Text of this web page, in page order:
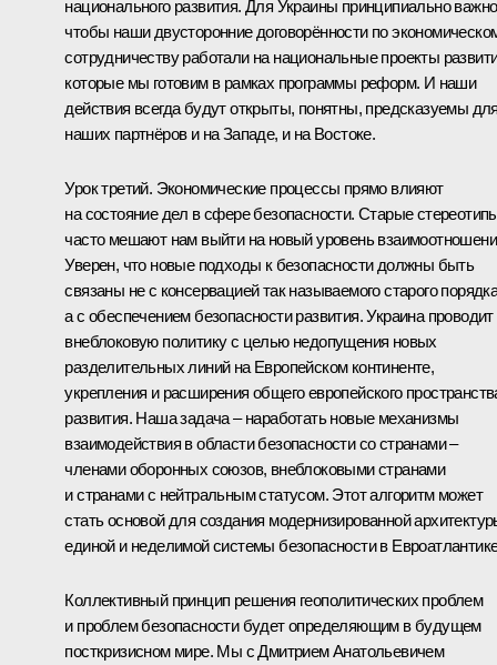
национального развития. Для Украины принципиально
чтобы наши двусторонние договорённости по
сотрудничеству работали на национальные проекты
которые мы готовим в рамках программы реформ. И наши
действия всегда будут открыты, понятны, предсказуемы
наших партнёров и на Западе, и на Востоке.
Урок третий. Экономические процессы прямо влияют
на состояние дел в сфере безопасности. Старые
часто мешают нам выйти на новый уровень
Уверен, что новые подходы к безопасности должны быть
связаны не с консервацией так называемого старого
а с обеспечением безопасности развития. Украина проводит
внеблоковую политику с целью недопущения новых
разделительных линий на Европейском континенте,
укрепления и расширения общего европейского
развития. Наша задача – наработать новые механизмы
взаимодействия в области безопасности со странами –
членами оборонных союзов, внеблоковыми странами
и странами с нейтральным статусом. Этот алгоритм может
стать основой для создания модернизированной
единой и неделимой системы безопасности в
Коллективный принцип решения геополитических проблем
и проблем безопасности будет определяющим в будущем
посткризисном мире. Мы с Дмитрием Анатольевичем